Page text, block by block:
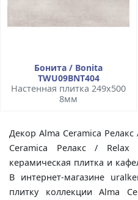
Бонита / Bonita
TWU09BNT404
Настенная плитка 249x500
8мм
Декор Alma Ceramica
Ceramica Релакс / Relax
керамическая плитка и
В интернет-магазине
плитку коллекции Alma